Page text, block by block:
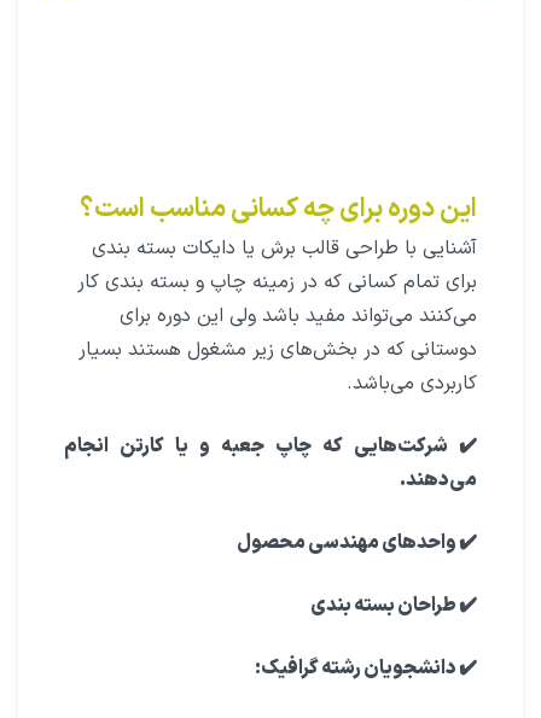
این دوره برای چه کسانی مناسب است؟
آشنایی با طراحی قالب برش یا دایکات بسته بندی
برای تمام کسانی که در زمینه چاپ و بسته بندی کار
می‌کنند می‌تواند مفید باشد ولی این دوره برای
دوستانی که در بخش‌های زیر مشغول هستند بسیار
کاربردی می‌باشد.
✔️ شرکت‌هایی که چاپ جعبه و یا کارتن انجام
می‌دهند.
✔️ واحدهای مهندسی محصول
✔️ طراحان بسته بندی
✔️ دانشجویان رشته گرافیک: